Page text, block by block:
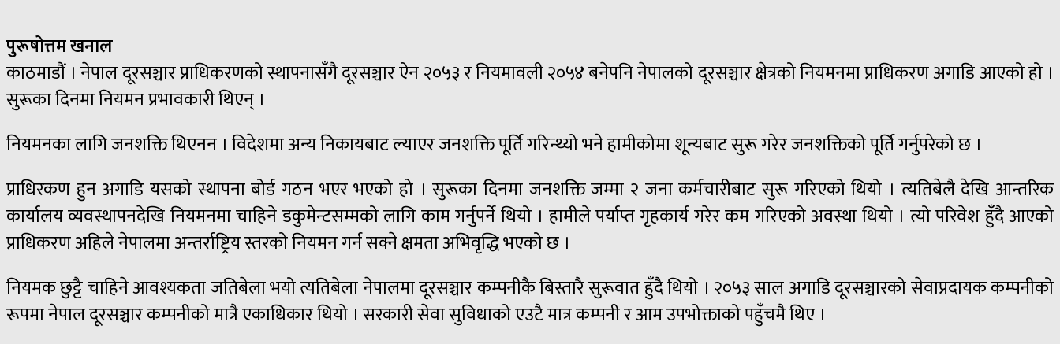
पुरूषोत्तम खनाल
काठमाडौं । नेपाल दूरसञ्चार प्राधिकरणको स्थापनासँगै दूरसञ्चार ऐन २०५३ र नियमावली २०५४ बनेपनि नेपालको दूरसञ्चार क्षेत्रको नियमनमा प्राधिकरण अगाडि आएको हो ।
सुरूका दिनमा नियमन प्रभावकारी थिएन् ।
नियमनका लागि जनशक्ति थिएनन । विदेशमा अन्य निकायबाट ल्याएर जनशक्ति पूर्ति गरिन्थ्यो भने हामीकोमा शून्यबाट सुरू गरेर जनशक्तिको पूर्ति गर्नुपरेको छ ।
प्राधिरकण हुन अगाडि यसको स्थापना बोर्ड गठन भएर भएको हो । सुरूका दिनमा जनशक्ति जम्मा २ जना कर्मचारीबाट सुरू गरिएको थियो । त्यतिबेलै देखि आन्तरिक
कार्यालय व्यवस्थापनदेखि नियमनमा चाहिने डकुमेन्टसम्मको लागि काम गर्नुपर्ने थियो । हामीले पर्याप्त गृहकार्य गरेर कम गरिएको अवस्था थियो । त्यो परिवेश हुँदै आएको
प्राधिकरण अहिले नेपालमा अन्तर्राष्ट्रिय स्तरको नियमन गर्न सक्ने क्षमता अभिवृद्धि भएको छ ।
नियमक छुट्टै चाहिने आवश्यकता जतिबेला भयो त्यतिबेला नेपालमा दूरसञ्चार कम्पनीकै बिस्तारै सुरूवात हुँदै थियो । २०५३ साल अगाडि दूरसञ्चारको सेवाप्रदायक कम्पनीको
रूपमा नेपाल दूरसञ्चार कम्पनीको मात्रै एकाधिकार थियो । सरकारी सेवा सुविधाको एउटै मात्र कम्पनी र आम उपभोक्ताको पहुँचमै थिए ।